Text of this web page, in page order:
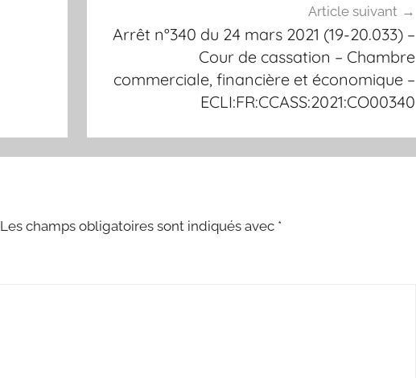
Article suivant
Arrêt n°340 du 24 mars 2021 (19-20.033) –
Cour de cassation – Chambre
commerciale, financière et économique –
ECLI:FR:CCASS:2021:CO00340
Les champs obligatoires sont indiqués avec *